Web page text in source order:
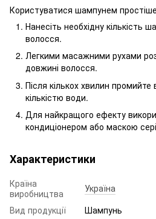
Користуватися шампунем
Нанесіть необхідну кількість
волосся.
Легкими масажними рухами
довжині волосся.
Після кількох хвилин
кількістю води.
Для найкращого ефекту
кондиціонером або маскою
Характеристики
Країна
виробництва
Україна
Вид продукції
Шампунь